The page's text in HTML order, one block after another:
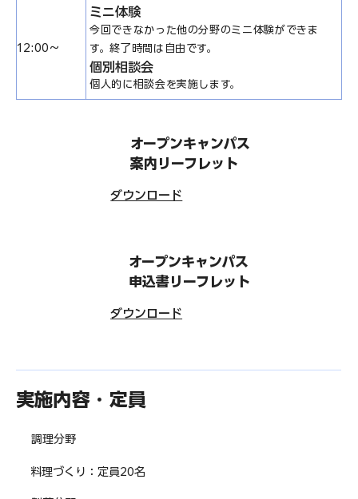
ミニ体験
今回できなかった他の分野のミニ体験ができま
す。終了時間は自由です。
個別相談会
個人的に相談会を実施します。
12:00～
オープンキャンパス
案内リーフレット
​ダウンロード
オープンキャンパス
申込書リーフレット
​ダウンロード
実施内容・定員
調理分野
料理づくり：定員20名